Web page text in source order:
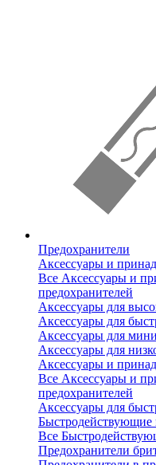
Предохранители
Аксессуары и
Все Аксессуары и
предохранителей
Аксессуары для
Аксессуары для
Аксессуары для
Аксессуары для
Аксессуары и
Все Аксессуары и
предохранителей
Аксессуары для
Быстродействующие
Все
Предохранители